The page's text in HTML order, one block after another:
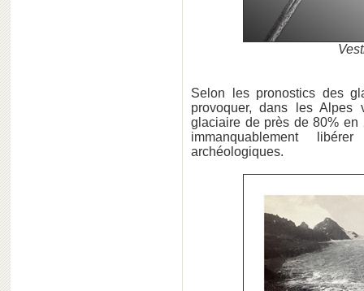
Selon les pronostics des
provoquer, dans les Alpes
glaciaire de près de 80% en
immanquablement
archéologiques.